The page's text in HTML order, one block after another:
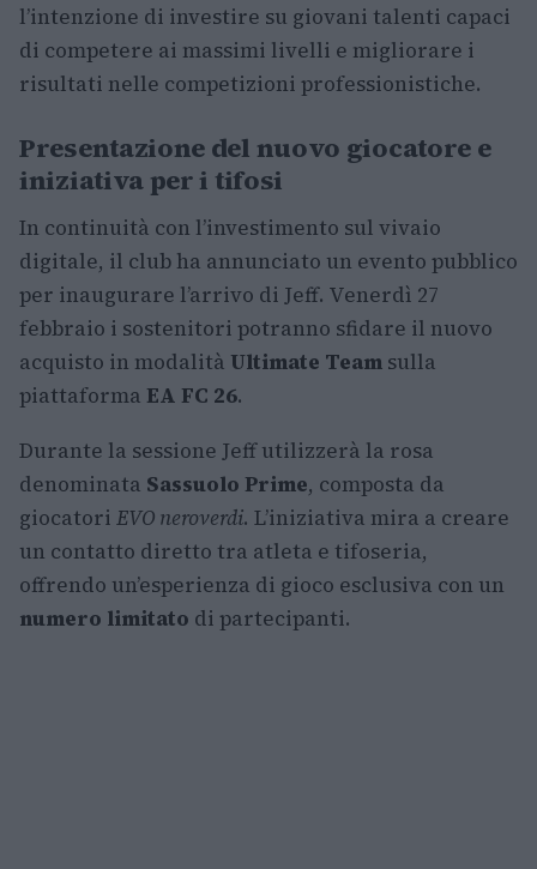
l’intenzione di investire su giovani talenti capaci
di competere ai massimi livelli e migliorare i
risultati nelle competizioni professionistiche.
Presentazione del nuovo giocatore e
iniziativa per i tifosi
In continuità con l’investimento sul vivaio
digitale, il club ha annunciato un evento pubblico
per inaugurare l’arrivo di Jeff. Venerdì 27
febbraio i sostenitori potranno sfidare il nuovo
acquisto in modalità Ultimate Team sulla
piattaforma EA FC 26.
Durante la sessione Jeff utilizzerà la rosa
denominata Sassuolo Prime, composta da
giocatori EVO neroverdi. L’iniziativa mira a creare
un contatto diretto tra atleta e tifoseria,
offrendo un’esperienza di gioco esclusiva con un
numero limitato di partecipanti.